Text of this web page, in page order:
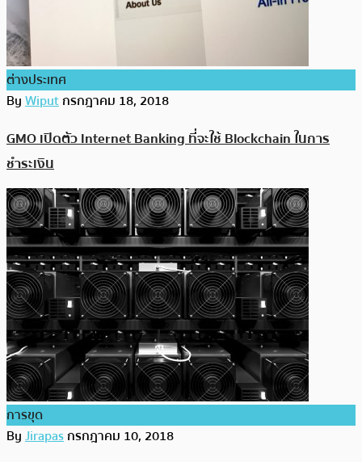
ต่างประเทศ
ByWiputกรกฎาคม 18, 2018
GMO เปิดตัว Internet Banking ที่จะใช้ Blockchain ในการ
ชำระเงิน
การขุด
ByJirapasกรกฎาคม 10, 2018